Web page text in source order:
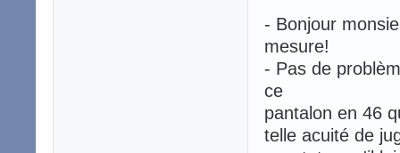
- Bonjour
mesure!
- Pas de
ce
pantalon en 46
telle acuité de